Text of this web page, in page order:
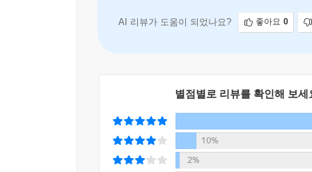
AI 리뷰가 도움이 되었나요? 좋아요 0
별점별로 리뷰를 확인해 보세
10%
2%